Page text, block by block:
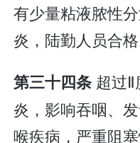
有少量粘液脓性
炎，陆勤人员合格
第三十四条 超过
炎，影响吞咽、
喉疾病，严重阻